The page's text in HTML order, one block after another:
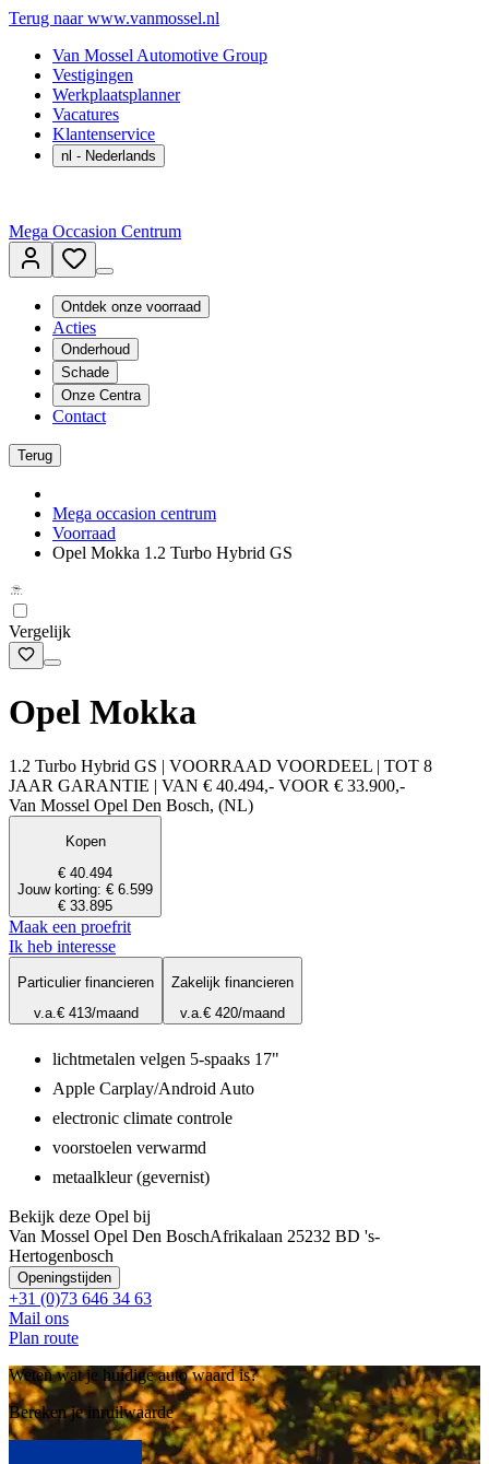
Terug naar www.vanmossel.nl
Van Mossel Automotive Group
Vestigingen
Werkplaatsplanner
Vacatures
Klantenservice
nl - Nederlands
Mega Occasion Centrum
Ontdek onze voorraad
Acties
Onderhoud
Schade
Onze Centra
Contact
Terug
Mega occasion centrum
Voorraad
Opel Mokka 1.2 Turbo Hybrid GS
Vergelijk
Opel Mokka
1.2 Turbo Hybrid GS | VOORRAAD VOORDEEL | TOT 8
JAAR GARANTIE | VAN € 40.494,- VOOR € 33.900,-
Van Mossel Opel Den Bosch, (NL)
Kopen
€ 40.494
Jouw korting: € 6.599
€ 33.895
Maak een proefrit
Ik heb interesse
Particulier financieren
v.a.€ 413/maand
Zakelijk financieren
v.a.€ 420/maand
lichtmetalen velgen 5-spaaks 17"
Apple Carplay/Android Auto
electronic climate controle
voorstoelen verwarmd
metaalkleur (gevernist)
Bekijk deze Opel bij
Van Mossel Opel Den BoschAfrikalaan 25232 BD 's-
Hertogenbosch
Openingstijden
+31 (0)73 646 34 63
Mail ons
Plan route
Weten wat je huidige auto waard is?
Bereken je inruilwaarde